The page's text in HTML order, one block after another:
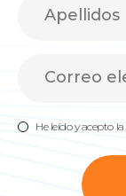
He leído y acepto la